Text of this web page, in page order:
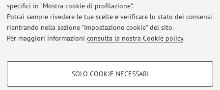
specifici in "Mostra cookie di profilazione".
Potrai sempre rivedere le tue scelte e verificare lo stato dei consensi
rientrando nella sezione "Impostazione cookie" del sito.
Per maggiori informazioni consulta la nostra Cookie policy.
COOKIE DI PROFILAZIONE - FACOLTATIVI
SOLO COOKIE NECESSARI
annullamento ricevimento
Pubblicato il: 14 dicembre 2018
Area riservata